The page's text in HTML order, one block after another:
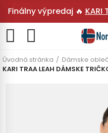
Finálny výpredaj 🔥 KARI
Úvodná stránka Dámske
KARI TRAA LEAH DÁMSKE